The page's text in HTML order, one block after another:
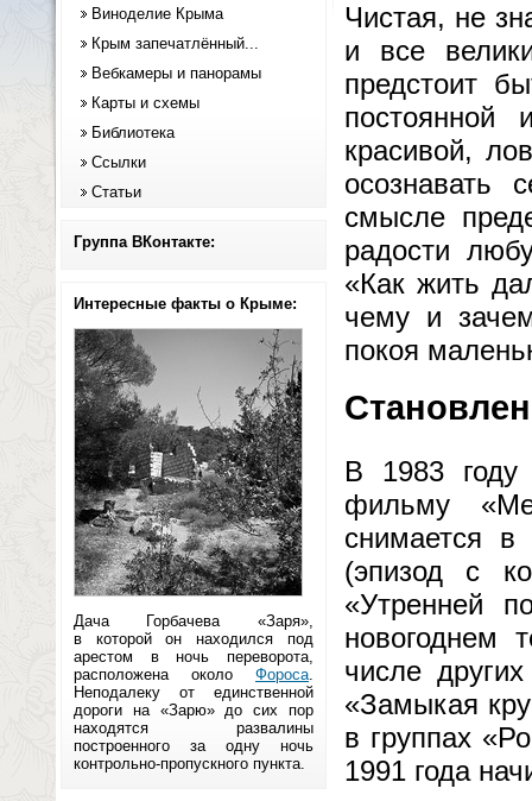
Виноделие Крыма
Крым запечатлённый...
Вебкамеры и панорамы
Карты и схемы
Библиотека
Ссылки
Статьи
Группа ВКонтакте:
Интересные факты о Крыме:
Дача Горбачева «Заря»,
в которой он находился под
арестом в ночь переворота,
расположена около Фороса.
Неподалеку от единственной
дороги на «Зарю» до сих пор
находятся развалины
построенного за одну ночь
контрольно-пропускного пункта.
Чистая, не
и все
предстоит
красивой,
осознавать
смысле
радости
«Как жить
чему и
покоя
В 1983 году
фильму
снимается
(эпизод с
«Утренней
новогоднем
числе
«Замыкая
в группах
1991 года